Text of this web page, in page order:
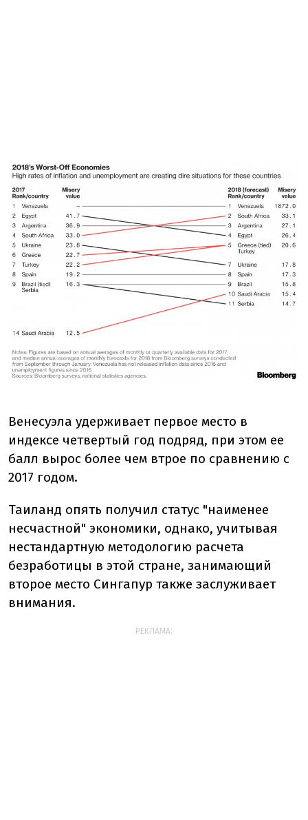
Венесуэла удерживает первое место в
индексе четвертый год подряд, при этом ее
балл вырос более чем втрое по сравнению с
2017 годом.
Таиланд опять получил статус "наименее
несчастной" экономики, однако, учитывая
нестандартную методологию расчета
безработицы в этой стране, занимающий
второе место Сингапур также заслуживает
внимания.
РЕКЛАМА: